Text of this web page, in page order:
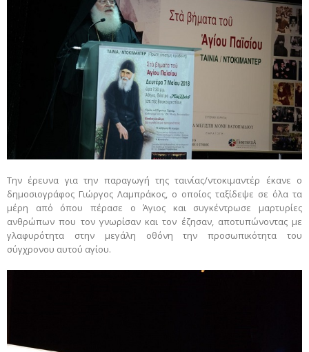
Την έρευνα για την παραγωγή της ταινίας/ντοκιμαντέρ έκανε ο
δημοσιογράφος Γιώργος Λαμπράκος, ο οποίος ταξίδεψε σε όλα τα
μέρη από όπου πέρασε ο Άγιος και συγκέντρωσε μαρτυρίες
ανθρώπων που τον γνωρίσαν και τον έζησαν, αποτυπώνοντας με
γλαφυρότητα στην μεγάλη οθόνη την προσωπικότητα του
σύγχρονου αυτού αγίου.